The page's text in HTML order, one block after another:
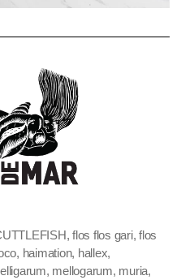
,flos flos gari,flos
, haimation, hallex,
, mellogarum, muria,